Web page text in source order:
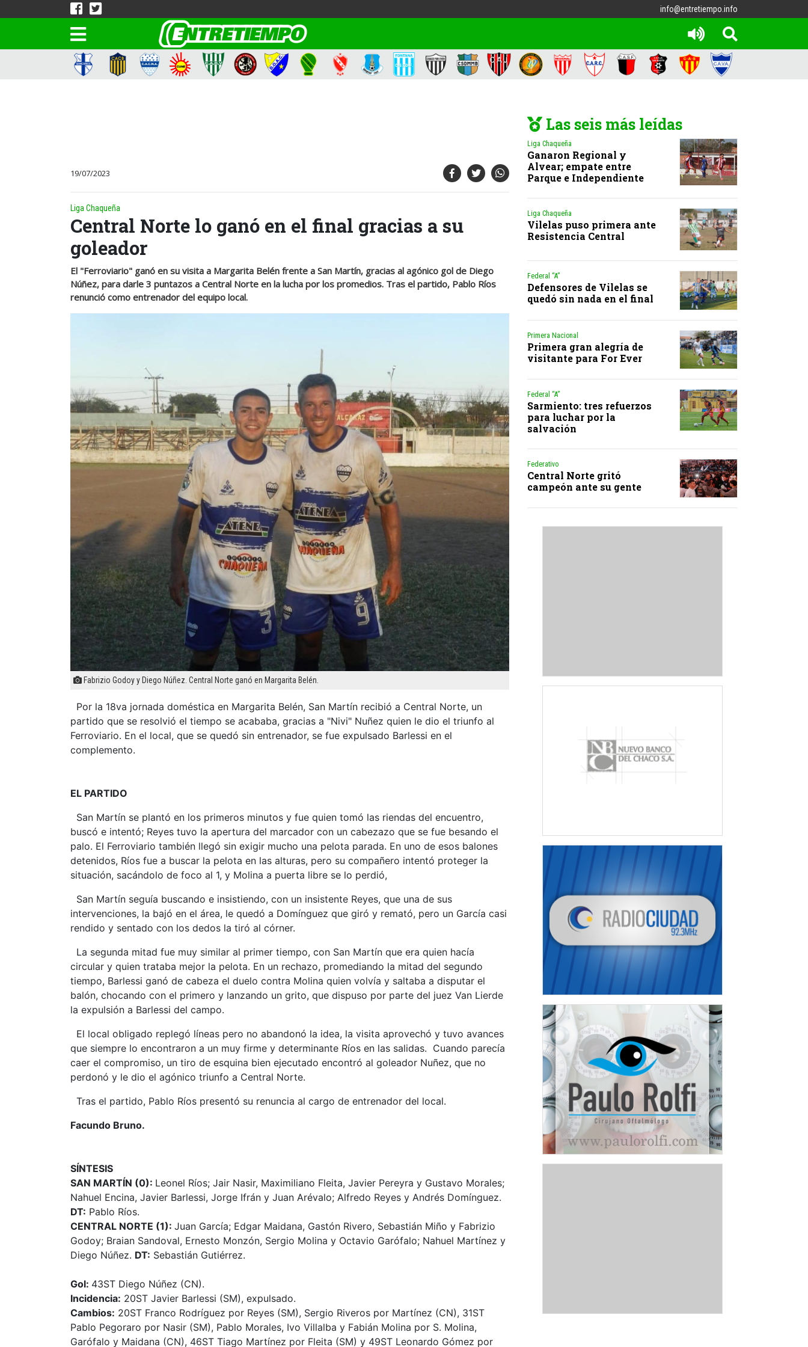
info@entretiempo.info
19/07/2023
Liga Chaqueña
Central Norte lo ganó en el final gracias a su
goleador
El "Ferroviario" ganó en su visita a Margarita Belén frente a San Martín, gracias al agónico gol de Diego
Núñez, para darle 3 puntazos a Central Norte en la lucha por los promedios. Tras el partido, Pablo Ríos
renunció como entrenador del equipo local.
Fabrizio Godoy y Diego Núñez. Central Norte ganó en Margarita Belén.
Por la 18va jornada doméstica en Margarita Belén, San Martín recibió a Central Norte, un
partido que se resolvió el tiempo se acababa, gracias a "Nivi" Nuñez quien le dio el triunfo al
Ferroviario. En el local, que se quedó sin entrenador, se fue expulsado Barlessi en el
complemento.
EL PARTIDO
San Martín se plantó en los primeros minutos y fue quien tomó las riendas del encuentro,
buscó e intentó; Reyes tuvo la apertura del marcador con un cabezazo que se fue besando el
palo. El Ferroviario también llegó sin exigir mucho una pelota parada. En uno de esos balones
detenidos, Ríos fue a buscar la pelota en las alturas, pero su compañero intentó proteger la
situación, sacándolo de foco al 1, y Molina a puerta libre se lo perdió,
San Martín seguía buscando e insistiendo, con un insistente Reyes, que una de sus
intervenciones, la bajó en el área, le quedó a Domínguez que giró y remató, pero un García casi
rendido y sentado con los dedos la tiró al córner.
La segunda mitad fue muy similar al primer tiempo, con San Martín que era quien hacía
circular y quien trataba mejor la pelota. En un rechazo, promediando la mitad del segundo
tiempo, Barlessi ganó de cabeza el duelo contra Molina quien volvía y saltaba a disputar el
balón, chocando con el primero y lanzando un grito, que dispuso por parte del juez Van Lierde
la expulsión a Barlessi del campo.
El local obligado replegó líneas pero no abandonó la idea, la visita aprovechó y tuvo avances
que siempre lo encontraron a un muy firme y determinante Ríos en las salidas. Cuando parecía
caer el compromiso, un tiro de esquina bien ejecutado encontró al goleador Nuñez, que no
perdonó y le dio el agónico triunfo a Central Norte.
Tras el partido, Pablo Ríos presentó su renuncia al cargo de entrenador del local.
Facundo Bruno.
SÍNTESIS
SAN MARTÍN (0): Leonel Ríos; Jair Nasir, Maximiliano Fleita, Javier Pereyra y Gustavo Morales;
Nahuel Encina, Javier Barlessi, Jorge Ifrán y Juan Arévalo; Alfredo Reyes y Andrés Domínguez.
DT: Pablo Ríos.
CENTRAL NORTE (1): Juan García; Edgar Maidana, Gastón Rivero, Sebastián Miño y Fabrizio
Godoy; Braian Sandoval, Ernesto Monzón, Sergio Molina y Octavio Garófalo; Nahuel Martínez y
Diego Núñez. DT: Sebastián Gutiérrez.
Gol: 43ST Diego Núñez (CN).
Incidencia: 20ST Javier Barlessi (SM), expulsado.
Cambios: 20ST Franco Rodríguez por Reyes (SM), Sergio Riveros por Martínez (CN), 31ST
Pablo Pegoraro por Nasir (SM), Pablo Morales, Ivo Villalba y Fabián Molina por S. Molina,
Garófalo y Maidana (CN), 46ST Tiago Martínez por Fleita (SM) y 49ST Leonardo Gómez por
Las seis más leídas
Liga Chaqueña
Ganaron Regional y
Alvear; empate entre
Parque e Independiente
Liga Chaqueña
Vilelas puso primera ante
Resistencia Central
Federal “A”
Defensores de Vilelas se
quedó sin nada en el final
Primera Nacional
Primera gran alegría de
visitante para For Ever
Federal “A”
Sarmiento: tres refuerzos
para luchar por la
salvación
Federativo
Central Norte gritó
campeón ante su gente